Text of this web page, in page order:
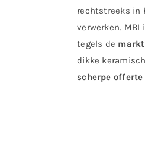
rechtstreeks in
verwerken. MBI
tegels de
dikke
scherpe offerte